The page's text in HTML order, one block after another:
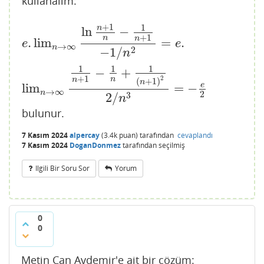
e.limn→∞
ln n+1
n − 1
n+1
−1/n2 = e.
limn→∞
1
n+1 − 1
n +
1
(n+1)2
2/n3 = − e
2
e. limn→∞ln n+1n−1n+1−1/n 2=e .lim 1
bulunur.
7 Kasım 2024alpercay(3.4k puan) tarafından cevaplandı
7 Kasım 2024 DoganDonmeztarafındanseçilmiş
Ilgili Bir Soru Sor Yorum
0
0
Metin Can Aydemir'e ait bir çözüm: